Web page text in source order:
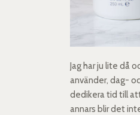
Jag har ju lite då
använder, dag-
dedikera tid till
annars blir det